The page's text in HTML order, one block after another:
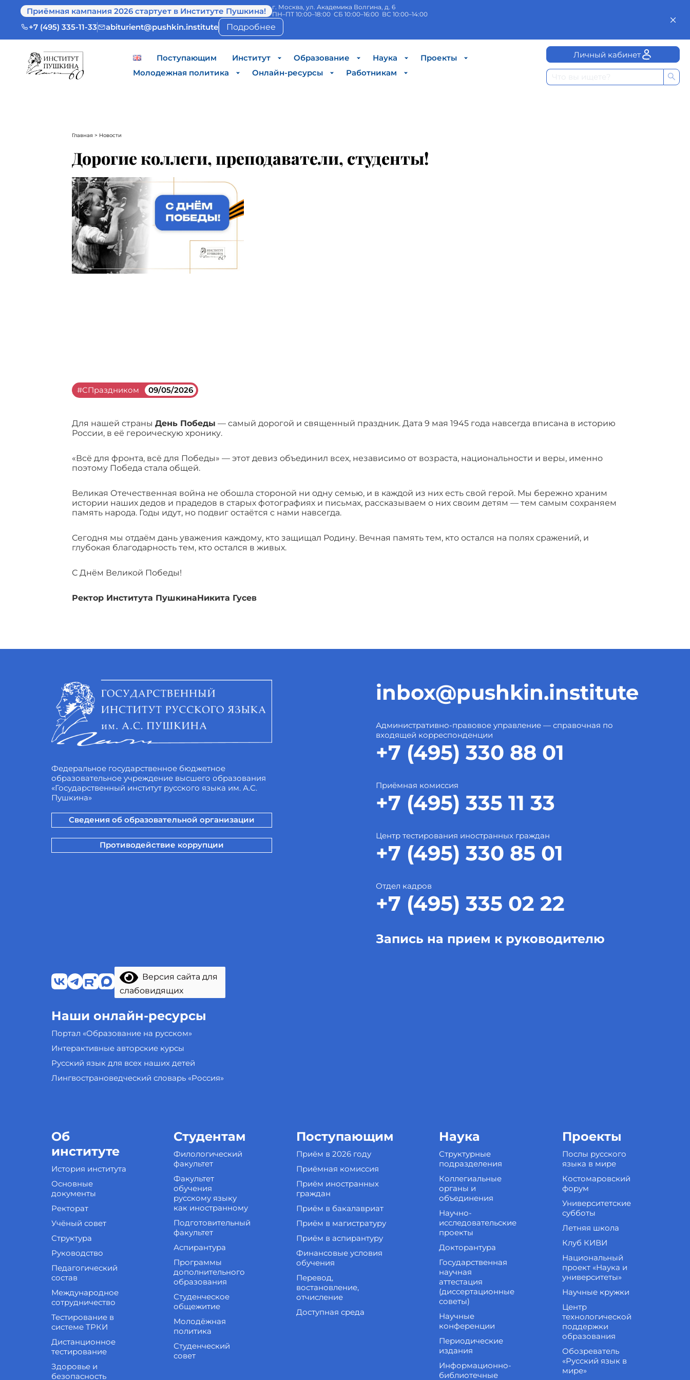
Приёмная кампания 2026 стартует в Институте Пушкина!
г. Москва, ул. Академика Волгина, д. 6
ПН–ПТ 10:00–18:00 СБ 10:00–16:00 ВС 10:00–14:00
+7 (495) 335-11-33 abiturient@pushkin.institute Подробнее
Поступающим Институт Образование Наука
Проекты
Молодежная политика
Онлайн-ресурсы Работникам
Личный кабинет
Главная > Новости
Дорогие коллеги, преподаватели, студенты!
#СПраздником 09/05/2026
Для нашей страны День Победы — самый дорогой и священный праздник. Дата 9 мая 1945 года навсегда вписана в историю
России, в её героическую хронику.
«Всё для фронта, всё для Победы» — этот девиз объединил всех, независимо от возраста, национальности и веры, именно
поэтому Победа стала общей.
Великая Отечественная война не обошла стороной ни одну семью, и в каждой из них есть свой герой. Мы бережно храним
истории наших дедов и прадедов в старых фотографиях и письмах, рассказываем о них своим детям — тем самым сохраняем
память народа. Годы идут, но подвиг остаётся с нами навсегда.
Сегодня мы отдаём дань уважения каждому, кто защищал Родину. Вечная память тем, кто остался на полях сражений, и
глубокая благодарность тем, кто остался в живых.
С Днём Великой Победы!
Ректор Института ПушкинаНикита Гусев
Федеральное государственное бюджетное
образовательное учреждение высшего образования
«Государственный институт русского языка им. А.С.
Пушкина»
Сведения об образовательной организации
Противодействие коррупции
inbox@pushkin.institute
Административно-правовое управление — справочная по
входящей корреспонденции
+7 (495) 330 88 01
Приёмная комиссия
+7 (495) 335 11 33
Центр тестирования иностранных граждан
+7 (495) 330 85 01
Отдел кадров
+7 (495) 335 02 22
Запись на прием к руководителю
Версия сайта для
слабовидящих
Наши онлайн-ресурсы
Портал «Образование на русском»
Интерактивные авторские курсы
Русский язык для всех наших детей
Лингвострановедческий словарь «Россия»
Об
институте
История института
Основные
документы
Ректорат
Учёный совет
Структура
Руководство
Педагогический
состав
Международное
сотрудничество
Тестирование в
системе ТРКИ
Дистанционное
тестирование
Здоровье и
безопасность
Студентам
Филологический
факультет
Факультет
обучения
русскому языку
как иностранному
Подготовительный
факультет
Аспирантура
Программы
дополнительного
образования
Студенческое
общежитие
Молодёжная
политика
Студенческий
совет
Поступающим
Приём в 2026 году
Приёмная комиссия
Приём иностранных
граждан
Приём в бакалавриат
Приём в магистратуру
Приём в аспирантуру
Финансовые условия
обучения
Перевод,
востановление,
отчисление
Доступная среда
Наука
Структурные
подразделения
Коллегиальные
органы и
объединения
Научно-
исследовательские
проекты
Докторантура
Государственная
научная
аттестация
(диссертационные
советы)
Научные
конференции
Периодические
издания
Информационно-
библиотечные
Проекты
Послы русского
языка в мире
Костомаровский
форум
Университетские
субботы
Летняя школа
Клуб КИВИ
Национальный
проект «Наука и
университеты»
Научные кружки
Центр
технологической
поддержки
образования
Обозреватель
«Русский язык в
мире»